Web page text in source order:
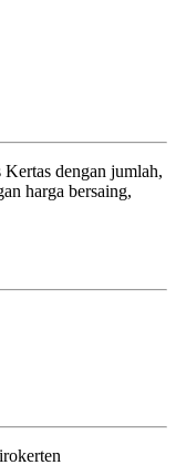
Kertas dengan jumlah,
harga bersaing,